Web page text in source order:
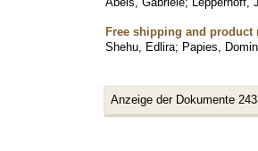
Free shipping and product
Shehu, Edlira; Papies,
Anzeige der Dokumente